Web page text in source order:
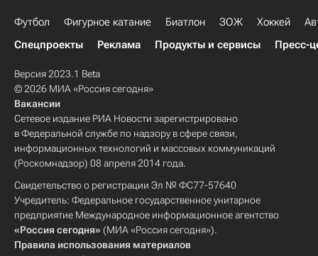
Футбол Фигурное катание Биатлон ЗОЖ Хоккей
Спецпроекты
Реклама Продукты и сервисы Пресс-
Версия 2023.1 Beta
© 2026 МИА «Россия сегодня»
Вакансии
Сетевое издание РИА Новости зарегистрировано
в Федеральной службе по надзору в сфере связи,
информационных технологий и массовых коммуникаций
(Роскомнадзор) 08 апреля 2014 года.
Свидетельство о регистрации Эл № ФС77-57640
Учредитель: Федеральное государственное унитарное
предприятие Международное информационное агентство
«Россия сегодня» (МИА «Россия сегодня»).
Правила использования материалов